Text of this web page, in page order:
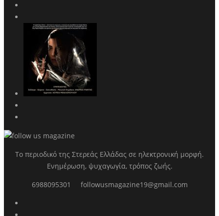
Το περιοδικό της Στερεάς Ελλάδας σε ηλεκτρονική μορφή.
Ενημέρωση, ψυχαγωγία, τρόπος ζωής.
6988095301 followusmagazine19@gmail.com